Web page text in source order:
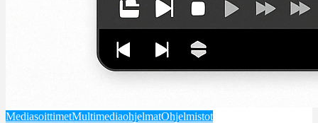
MediasoittimetMultimediaohjelmatOhjelmistot